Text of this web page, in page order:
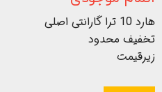
هارد 10 ترا گارانتی اصلی
تخفیف محدود
زیرقیمت